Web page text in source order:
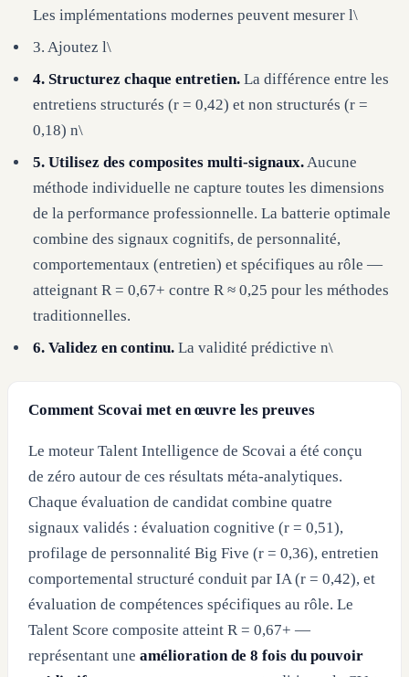
Les implémentations modernes peuvent mesurer l\
3. Ajoutez l\
4. Structurez chaque entretien. La différence entre les
entretiens structurés (r = 0,42) et non structurés (r =
0,18) n\
5. Utilisez des composites multi-signaux.Aucune
méthode individuelle ne capture toutes les dimensions
de la performance professionnelle. La batterie optimale
combine des signaux cognitifs, de personnalité,
comportementaux (entretien) et spécifiques au rôle —
atteignant R = 0,67+ contre R ≈ 0,25 pour les méthodes
traditionnelles.
6. Validez en continu. La validité prédictive n\
Comment Scovai met en œuvre les preuves
Le moteur Talent Intelligence de Scovai a été conçu
de zéro autour de ces résultats méta-analytiques.
Chaque évaluation de candidat combine quatre
signaux validés : évaluation cognitive (r = 0,51),
profilage de personnalité Big Five (r = 0,36), entretien
comportemental structuré conduit par IA (r = 0,42), et
évaluation de compétences spécifiques au rôle. Le
Talent Score composite atteint R = 0,67+ —
représentant une amélioration de 8 fois du pouvoir